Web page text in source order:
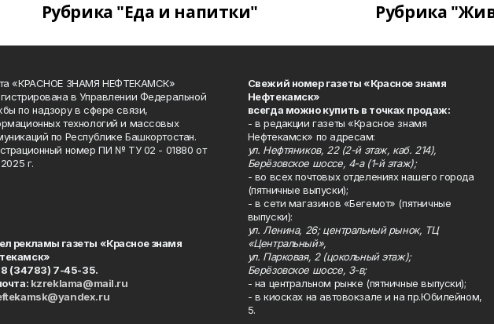
Рубрика "Еда и напитки" Рубрика
«КРАСНОЕ ЗНАМЯ НЕФТЕКАМСК»
в Управлении Федеральной
по надзору в сфере связи,
технологий и массовых
по Республике Башкортостан.
номер ПИ № ТУ 02 - 01880 от
г.
рекламы газеты «Красное знамя
8 (34783) 7-45-35.
kzreklama@mail.ru
Свежий номер газеты «Красное знамя
Нефтекамск»
всегда можно купить в точках продаж:
- в редакции газеты «Красное знамя
Нефтекамск» по адресам:
ул. Нефтяников, 22 (2-й этаж, каб. 214),
Берёзовское шоссе, 4-а (1-й этаж);
- во всех почтовых отделениях нашего города
(пятничные выпуски);
- в сети магазинов «Бегемот» (пятничные
выпуски):
ул. Ленина, 26; центральный рынок, ТЦ
«Центральный»,
ул. Парковая, 2 (цокольный этаж);
Берёзовское шоссе, 3-в;
- на центральном рынке (пятничные выпуски);
- в киосках на автовокзале и на пр.Юбилейном,
5.